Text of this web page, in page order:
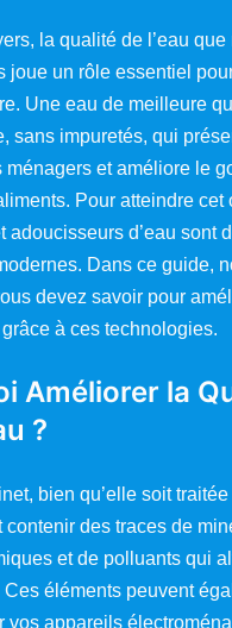
la qualité de l’eau que
joue un rôle essentiel
Une eau de meilleure
sans impuretés, qui
ménagers et améliore le
Pour atteindre cet
adoucisseurs d’eau sont
Dans ce guide,
devez savoir pour
à ces technologies.
Améliorer la
?
bien qu’elle soit
contenir des traces de
et de polluants qui
éléments peuvent
vos appareils